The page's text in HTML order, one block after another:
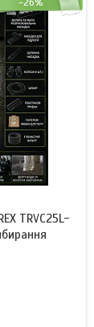
–26%
TRVC25L-